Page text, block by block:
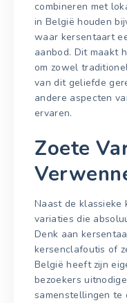
combineren met
in België houden
waar kersentaart
aanbod. Dit maakt
om zowel
van dit geliefde
andere aspecten
ervaren.
Zoete
Naast de klassieke
variaties die
Denk aan
kersenclafoutis of
België heeft zijn
bezoekers
samenstellingen te